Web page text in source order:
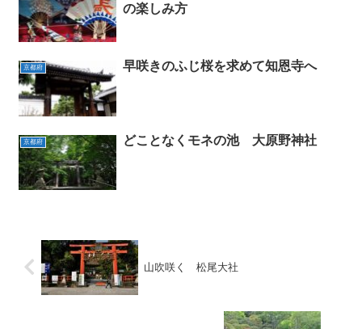
の楽しみ方
京都府 早咲きのふじ桜を求めて知恩寺へ
京都府 どことなくモネの池 大原野神社
山吹咲く 松尾大社